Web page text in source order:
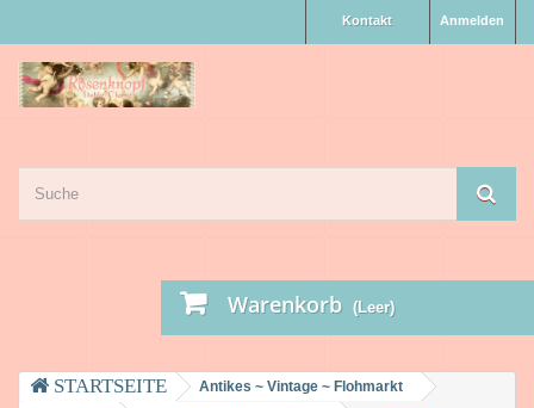
Anmelden
Kontakt
Warenkorb (Leer)
Antikes ~ Vintage ~ Flohmarkt